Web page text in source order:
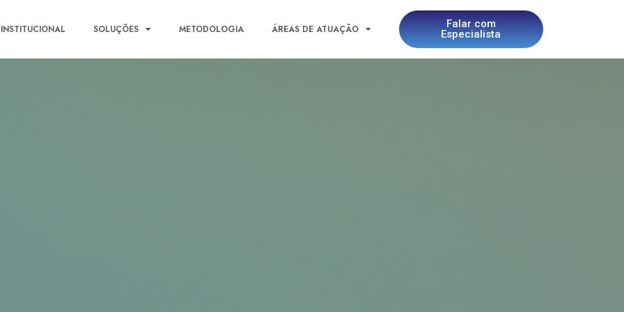
INSTITUCIONAL SOLUÇÕES METODOLOGIA ÁREAS DE ATUAÇÃO
Falar com
Especialista